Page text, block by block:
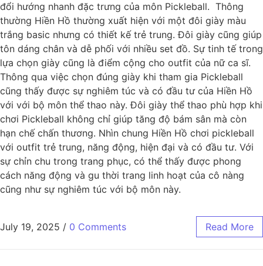
đổi hướng nhanh đặc trưng của môn Pickleball. Thông
thường Hiền Hồ thường xuất hiện với một đôi giày màu
trắng basic nhưng có thiết kế trẻ trung. Đôi giày cũng giúp
tôn dáng chân và dễ phối với nhiều set đồ. Sự tinh tế trong
lựa chọn giày cũng là điểm cộng cho outfit của nữ ca sĩ.
Thông qua việc chọn đúng giày khi tham gia Pickleball
cũng thấy được sự nghiêm túc và có đầu tư của Hiền Hồ
với với bộ môn thể thao này. Đôi giày thể thao phù hợp khi
chơi Pickleball không chỉ giúp tăng độ bám sân mà còn
hạn chế chấn thương. Nhìn chung Hiền Hồ chơi pickleball
với outfit trẻ trung, năng động, hiện đại và có đầu tư. Với
sự chỉn chu trong trang phục, có thể thấy được phong
cách năng động và gu thời trang linh hoạt của cô nàng
cũng như sự nghiêm túc với bộ môn này.
July 19, 2025 / 0 Comments Read More